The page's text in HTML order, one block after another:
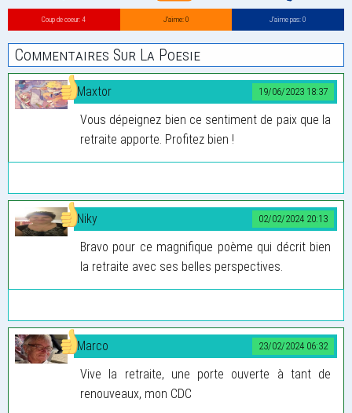
Coup de coeur: 4 J’aime: 0 J’aime pas: 0
Commentaires Sur La Poesie
19/06/2023 18:37
Maxtor
Vous dépeignez bien ce sentiment de paix que la
retraite apporte. Profitez bien !
02/02/2024 20:13
Niky
Bravo pour ce magnifique poème qui décrit bien
la retraite avec ses belles perspectives.
23/02/2024 06:32
Marco
Vive la retraite, une porte ouverte à tant de
renouveaux, mon CDC